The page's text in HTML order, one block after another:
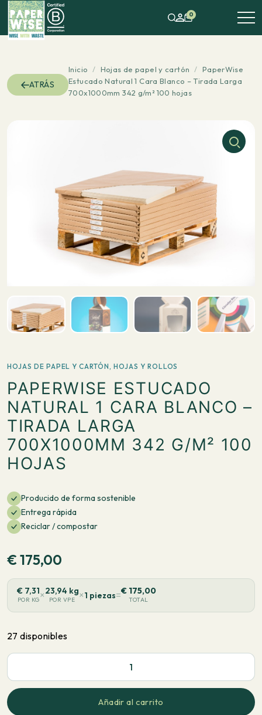
0
ATRÁS
Inicio / Hojas de papel y cartón / PaperWise
Estucado Natural 1 Cara Blanco – Tirada Larga
700x1000mm 342 g/m² 100 hojas
HOJAS DE PAPEL Y CARTÓN ,HOJAS Y ROLLOS
PAPERWISE ESTUCADO
NATURAL 1 CARA BLANCO –
TIRADA LARGA
700X1000MM 342 G/M² 100
HOJAS
Producido de forma sostenible
Entrega rápida
Reciclar / compostar
€175,00
€ 7,31
POR KG×23,94 kg
POR VPE ×1 piezas=€ 175,00
TOTAL
27 disponibles
PaperWise
Estucado
Natural
Añadir al carrito